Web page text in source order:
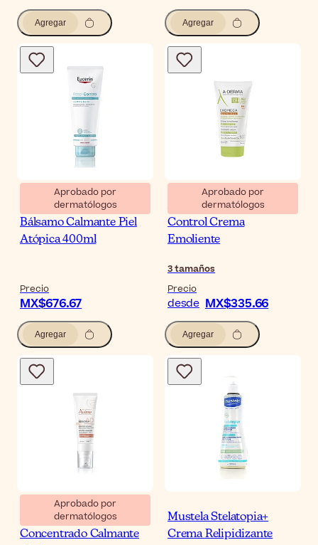
Agregar Agregar
Aprobado por
dermatólogos
Eucerin AtopiControl
Bálsamo Calmante Piel
Atópica 400ml
Precio
MX$676.67
Agregar
Aprobado por
dermatólogos
A-Derma Exomega
Control Crema
Emoliente
3tamaños
Precio
desde MX$335.66
Agregar
Aprobado por
dermatólogos
Avène XeraCalm A.D
Concentrado Calmante
Mustela Stelatopia+
Crema Relipidizante